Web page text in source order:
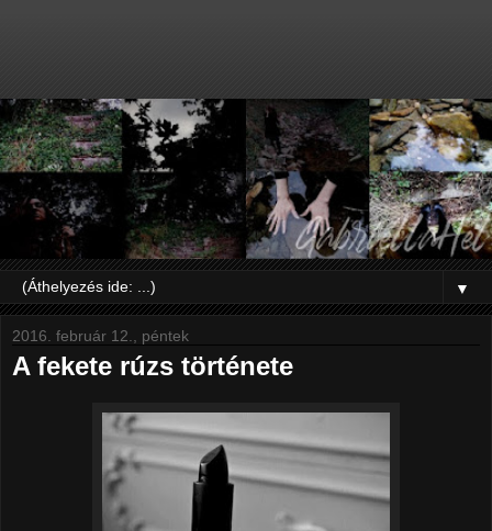
▼
2016. február 12., péntek
A fekete rúzs története